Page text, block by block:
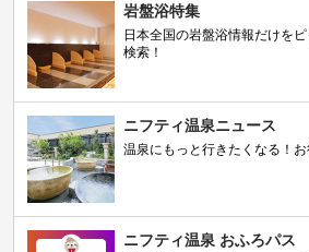
岩盤浴特集
日本全国の岩盤浴情報だけを
検索！
ニフティ温泉ニュース
温泉にもっと行きたくなる！
ニフティ温泉 おふろパス